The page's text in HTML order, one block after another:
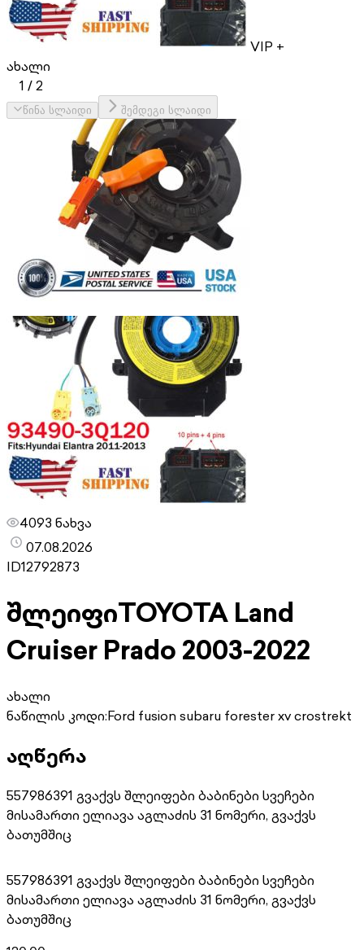
VIP +
ახალი
1 /2
წინა სლაიდი შემდეგი სლაიდი
4093 ნახვა
07.08.2026
ID12792873
შლეიფიTOYOTA Land
Cruiser Prado 2003-2022
ახალი
ნაწილის კოდი:Ford fusion subaru forester xv crostrekt
აღწერა
557986391 გვაქვს შლეიფები ბაბინები სვეჩები
მისამართი ელიავა აგლაძის 31 ნომერი, გვაქვს
ბათუმშიც
557986391 გვაქვს შლეიფები ბაბინები სვეჩები
მისამართი ელიავა აგლაძის 31 ნომერი, გვაქვს
ბათუმშიც